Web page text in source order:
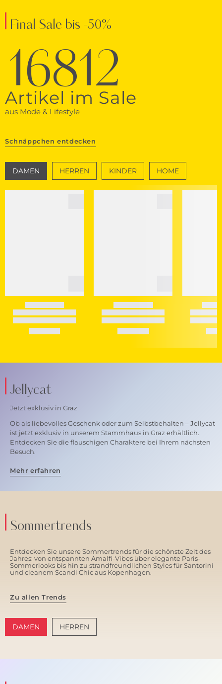
Final Sale bis -50%
16812
Artikel im Sale
aus Mode & Lifestyle
Schnäppchen entdecken
DAMEN HERREN KINDER HOME
Jellycat
Jetzt exklusiv in Graz
Ob als liebevolles Geschenk oder zum Selbstbehalten – Jellycat
ist jetzt exklusiv in unserem Stammhaus in Graz erhältlich.
Entdecken Sie die flauschigen Charaktere bei Ihrem nächsten
Besuch.
Mehr erfahren
Sommertrends
Entdecken Sie unsere Sommertrends für die schönste Zeit des
Jahres: von entspannten Amalfi-Vibes über elegante Paris-
Sommerlooks bis hin zu strandfreundlichen Styles für Santorini
und cleanem Scandi Chic aus Kopenhagen.
Zu allen Trends
DAMEN HERREN